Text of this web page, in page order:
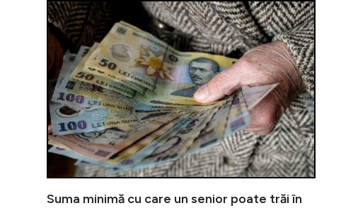
Suma minimă cu care un senior poate trăi în